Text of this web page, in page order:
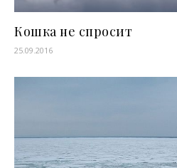
Кошка не спросит
25.09.2016